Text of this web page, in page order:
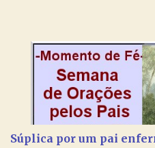
esta abençoada semana de
Momento de Fé, vamos juntos
orações com o Padre Marcelo.
tenha fé, creia firmemente e ore
Kairós aconteça em sua vida.
Mensagem do Padre Marcelo
Súplica por um pai